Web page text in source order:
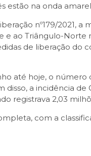
estão na onda
nº179/2021,
e ao Triângulo-
de liberação do
até hoje, o número
disso, a incidência
registrava 2,03
com a